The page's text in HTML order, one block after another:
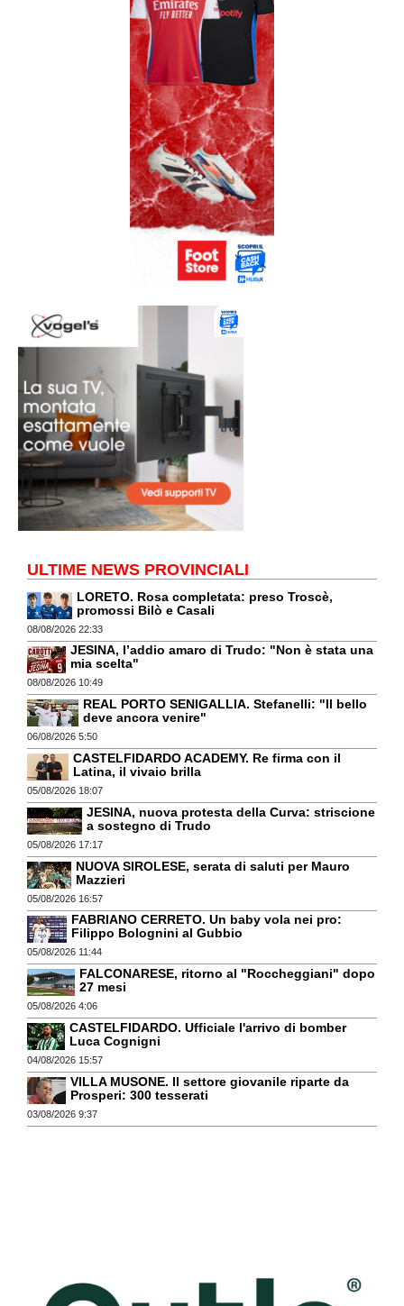
ULTIME NEWS PROVINCIALI
LORETO. Rosa completata: preso Troscè,
promossi Bilò e Casali
08/08/2026 22:33
JESINA, l’addio amaro di Trudo: "Non è stata una
mia scelta"
08/08/2026 10:49
REAL PORTO SENIGALLIA. Stefanelli: "Il bello
deve ancora venire"
06/08/2026 5:50
CASTELFIDARDO ACADEMY. Re firma con il
Latina, il vivaio brilla
05/08/2026 18:07
JESINA, nuova protesta della Curva: striscione
a sostegno di Trudo
05/08/2026 17:17
NUOVA SIROLESE, serata di saluti per Mauro
Mazzieri
05/08/2026 16:57
FABRIANO CERRETO. Un baby vola nei pro:
Filippo Bolognini al Gubbio
05/08/2026 11:44
FALCONARESE, ritorno al "Roccheggiani" dopo
27 mesi
05/08/2026 4:06
CASTELFIDARDO. Ufficiale l'arrivo di bomber
Luca Cognigni
04/08/2026 15:57
VILLA MUSONE. Il settore giovanile riparte da
Prosperi: 300 tesserati
03/08/2026 9:37